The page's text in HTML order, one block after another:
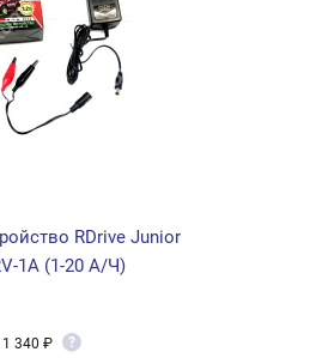
RDrive Junior
1A (1-20 А/Ч)
1 340 ₽ ?